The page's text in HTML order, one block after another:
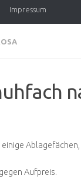
Impressum
Aufpreis.